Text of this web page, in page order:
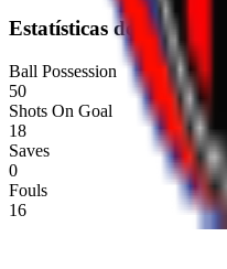
Estatísticas do time
Ball Possession
50
Shots On Goal
18
Saves
0
Fouls
16